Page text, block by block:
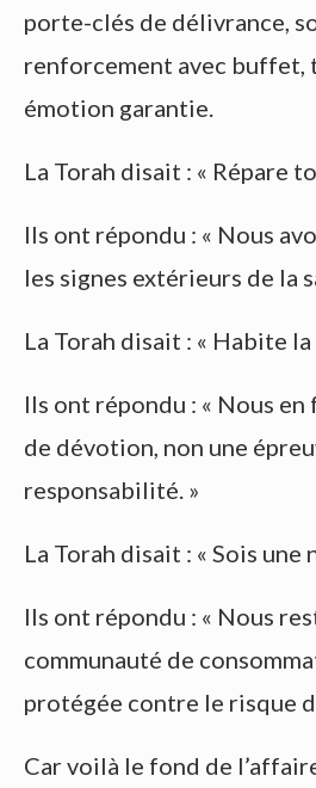
porte-clés de délivrance,
renforcement avec buffet,
émotion garantie.
La Torah disait : « Répare
Ils ont répondu : « Nous
les signes extérieurs de la
La Torah disait : « Habite
Ils ont répondu : « Nous
de dévotion, non une
responsabilité. »
La Torah disait : « Sois une
Ils ont répondu : « Nous
communauté de
protégée contre le risque
Car voilà le fond de